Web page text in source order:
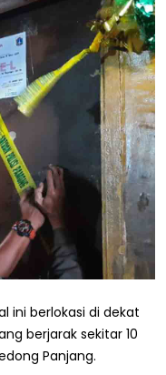
ini berlokasi di dekat
berjarak sekitar 10
Panjang.